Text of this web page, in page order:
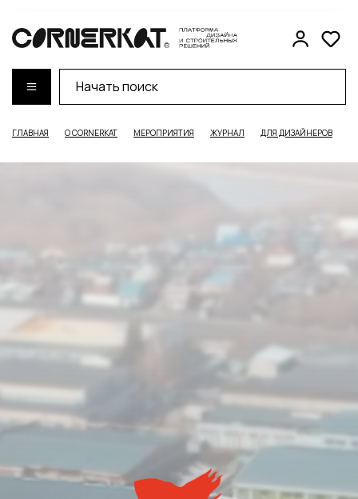
ГЛАВНАЯ О CORNERKAT МЕРОПРИЯТИЯ ЖУРНАЛ ДЛЯ ДИЗАЙНЕРОВ